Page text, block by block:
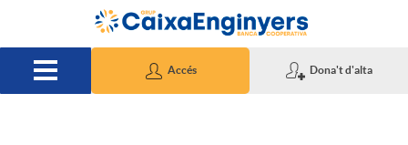
Salta al contingut principal
Accés Dona't d'alta